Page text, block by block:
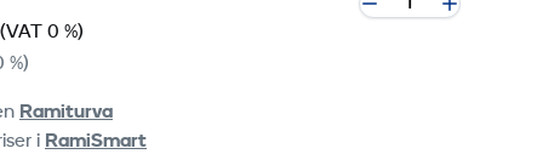
(VAT 0 %)
%)
Ramiturva
i RamiSmart